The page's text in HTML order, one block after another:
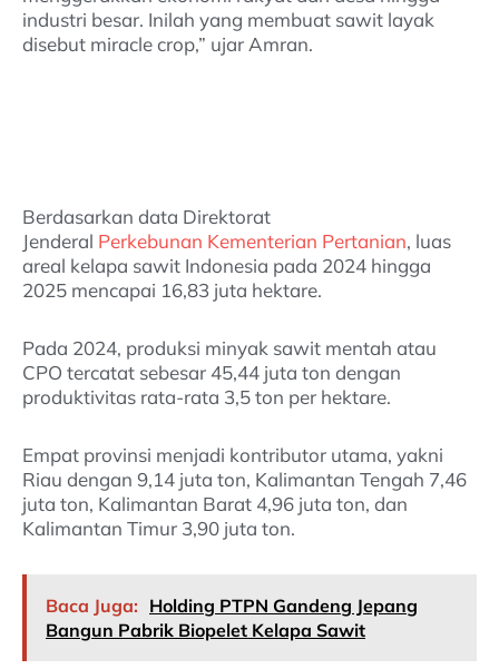
industri besar. Inilah yang membuat sawit layak
disebut miracle crop,” ujar Amran.
Berdasarkan data Direktorat
Jenderal Perkebunan Kementerian Pertanian, luas
areal kelapa sawit Indonesia pada 2024 hingga
2025 mencapai 16,83 juta hektare.
Pada 2024, produksi minyak sawit mentah atau
CPO tercatat sebesar 45,44 juta ton dengan
produktivitas rata-rata 3,5 ton per hektare.
Empat provinsi menjadi kontributor utama, yakni
Riau dengan 9,14 juta ton, Kalimantan Tengah 7,46
juta ton, Kalimantan Barat 4,96 juta ton, dan
Kalimantan Timur 3,90 juta ton.
Baca Juga: Holding PTPN Gandeng Jepang
Bangun Pabrik Biopelet Kelapa Sawit